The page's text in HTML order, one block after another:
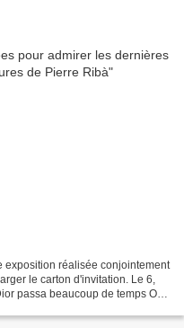
exposition réalisée conjointement
le carton d'invitation. Le 6,
passa beaucoup de temps Où